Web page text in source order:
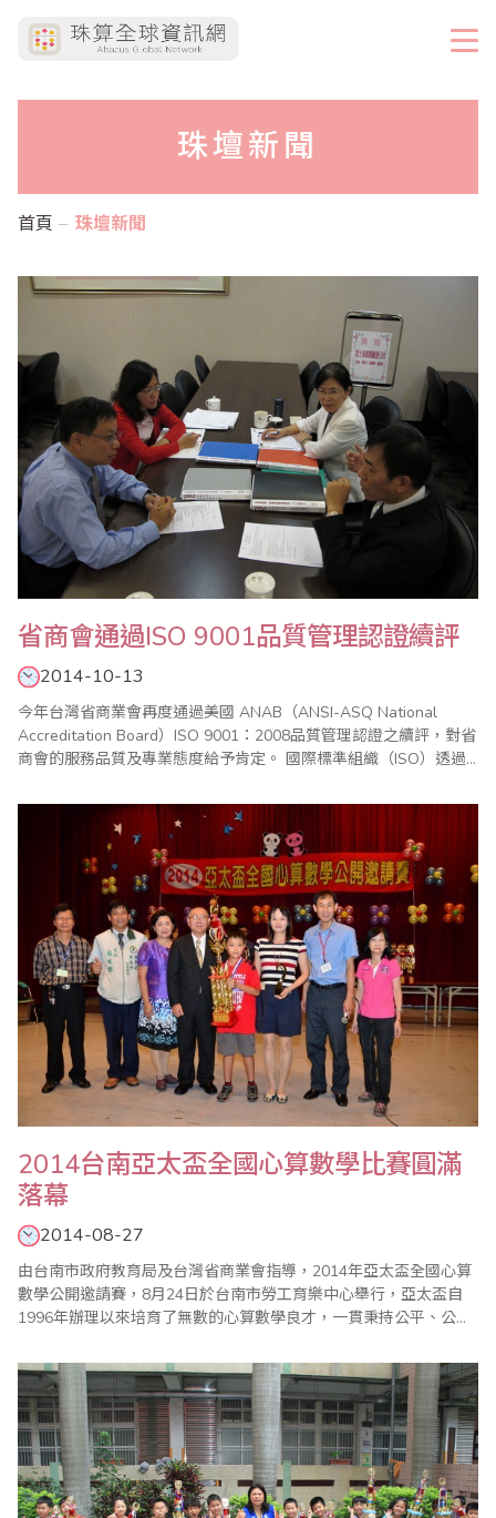
珠壇新聞
首頁 珠壇新聞
省商會通過ISO 9001品質管理認證續評
2014-10-13
今年台灣省商業會再度通過美國 ANAB（ANSI-ASQ National
Accreditation Board）ISO 9001：2008品質管理認證之續評，對省
商會的服務品質及專業態度給予肯定。 國際標準組織（ISO）透過
止，ISO 9001：2008品質管理證書已在全球187個國家發出超過
112萬張認證，許多國際性的機構都以..
2014台南亞太盃全國心算數學比賽圓滿
落幕
2014-08-27
由台南市政府教育局及台灣省商業會指導，2014年亞太盃全國心算
數學公開邀請賽，8月24日於台南市勞工育樂中心舉行，亞太盃自
1996年辦理以來培育了無數的心算數學良才，一貫秉持公平、公
分收穫」，「要怎麼收穫，先要哪麼栽!!」的學習道理。整個比賽依
據大會程序表進行，在全體工作人員努力下圓滿成功。 今年亞太盃
比賽總計邀請北、中、南計六百餘選..